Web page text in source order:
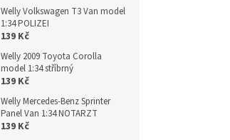
Welly Volkswagen T3 Van model
1:34 POLIZEI
139 Kč
Welly 2009 Toyota Corolla
model 1:34 stříbrný
139 Kč
Welly Mercedes-Benz Sprinter
Panel Van 1:34 NOTARZT
139 Kč